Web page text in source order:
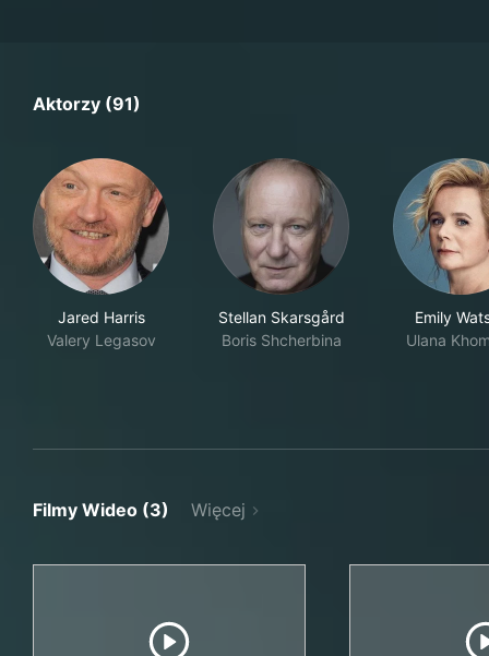
Aktorzy (91)
Jared Harris
Valery Legasov
Stellan Skarsgård
Boris Shcherbina
Emily
Ulana
Filmy Wideo (3) Więcej